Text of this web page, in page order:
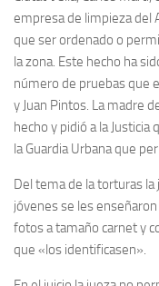
empresa de limpieza del
que ser ordenado o
la zona. Este hecho ha
número de pruebas que
y Juan Pintos. La madre
hecho y pidió a la
la Guardia Urbana que
Del tema de la torturas
jóvenes se les
fotos a tamaño carnet y
que «los identificasen».